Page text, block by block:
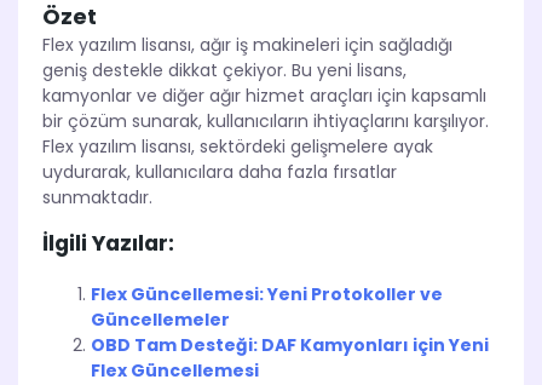
Özet
Flex yazılım lisansı, ağır iş makineleri için sağladığı
geniş destekle dikkat çekiyor. Bu yeni lisans,
kamyonlar ve diğer ağır hizmet araçları için kapsamlı
bir çözüm sunarak, kullanıcıların ihtiyaçlarını karşılıyor.
Flex yazılım lisansı, sektördeki gelişmelere ayak
uydurarak, kullanıcılara daha fazla fırsatlar
sunmaktadır.
İlgili Yazılar:
Flex Güncellemesi: Yeni Protokoller ve
Güncellemeler
OBD Tam Desteği: DAF Kamyonları için Yeni
Flex Güncellemesi